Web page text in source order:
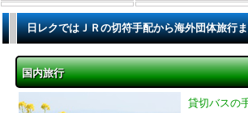
日レクではＪＲの切符手配から海外団体旅行
国内旅行
貸切バスの